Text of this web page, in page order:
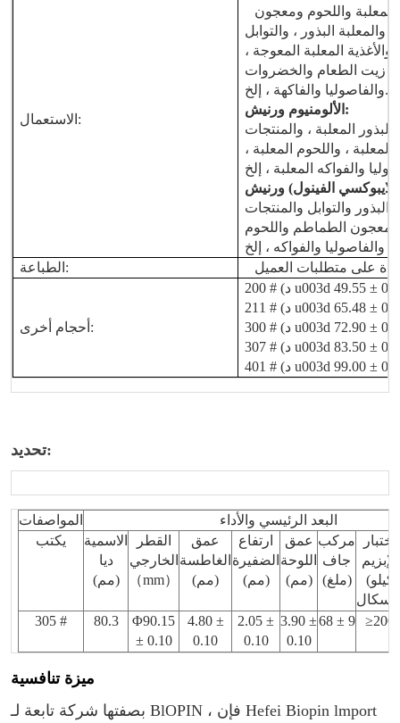
الاستعمال:
واللحوم ومعجون
والمعلبة البذور ، والتوابل
والأغذية المعلبة المعوجة ،
زيت الطعام والخضروات
والفاصوليا والفاكهة ، إلخ.
الألومنيوم ورنيش
:
المعلبة ، والمنتجات
، واللحوم المعلبة ،
الفينول) ورنيش
والتوابل والمنتجات
الطماطم واللحوم
الطباعة: على متطلبات العميل
أحجام أخرى:
تحديد:
المواصفات
البعد الرئيسي والأداء
يكتب
الاسمية
ديا
(مم)
القطر
الخارجي
（mm）
عمق
الغاطسة
(مم)
ارتفاع
الضفيرة
(مم)
عمق
اللوحة
(مم)
مركب
جاف
(ملغ)
اختبار
الإبزيم
(كيلو
305 #
80.3
Φ90.15
± 0.10
4.80 ±
0.10
2.05 ±
0.10
3.90 ±
0.10
68 ± 9 ≥200
ميزة تنافسية
بصفتها شركة تابعة لـ BlOPIN ، فإن Hefei Biopin lmport